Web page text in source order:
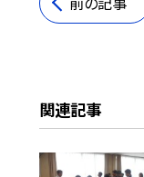
関連記事